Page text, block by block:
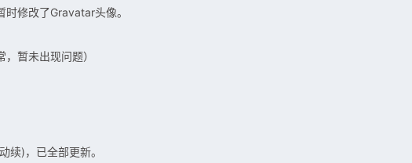
修改了Gravatar头像。
暂未出现问题）
续)，已全部更新。